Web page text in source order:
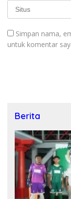
Simpan nama,
untuk komentar
Berita